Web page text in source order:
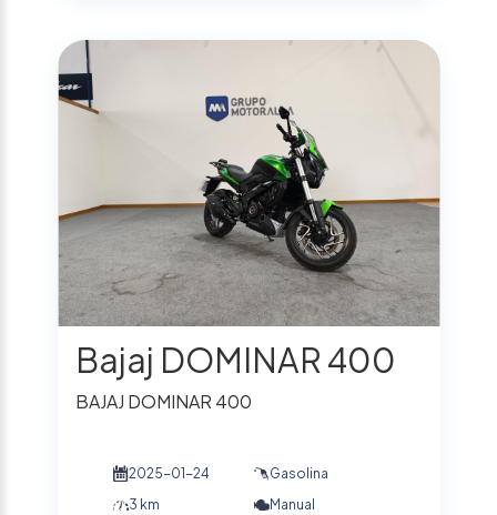
Bajaj DOMINAR 400
BAJAJ DOMINAR 400
2025-01-24
Gasolina
3 km
Manual